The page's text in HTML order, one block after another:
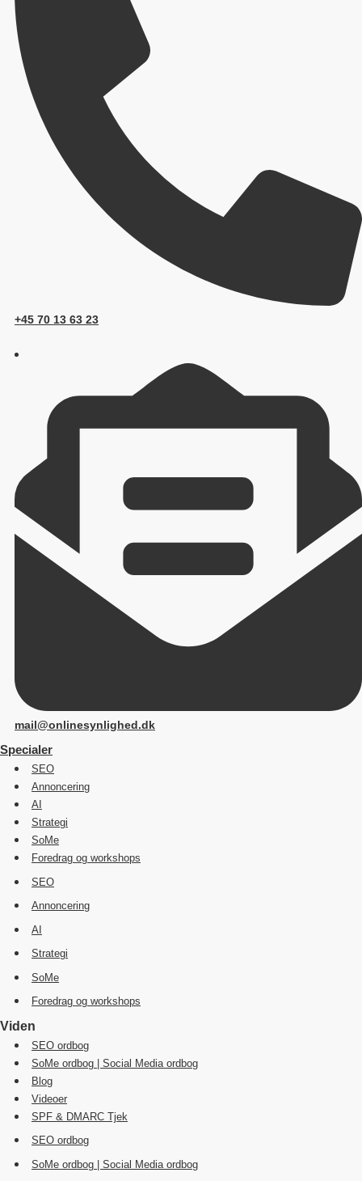
+45 70 13 63 23
mail@onlinesynlighed.dk
Specialer
SEO
Annoncering
AI
Strategi
SoMe
Foredrag og workshops
SEO
Annoncering
AI
Strategi
SoMe
Foredrag og workshops
Viden
SEO ordbog
SoMe ordbog | Social Media ordbog
Blog
Videoer
SPF & DMARC Tjek
SEO ordbog
SoMe ordbog | Social Media ordbog